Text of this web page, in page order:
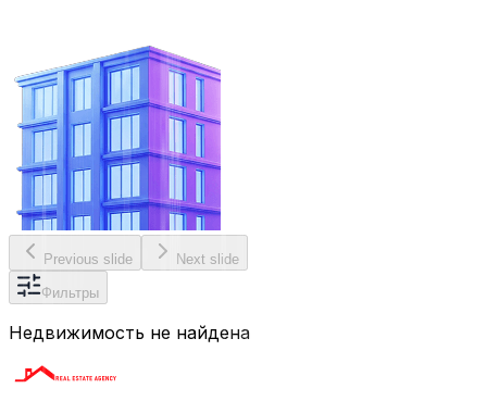
Previous slide Next slide
Фильтры
Недвижимость не найдена